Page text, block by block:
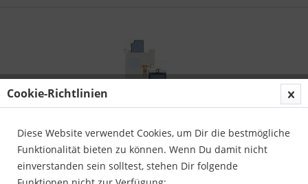
Cookie-Richtlinien
Diese Website verwendet Cookies, um Dir die bestmögliche
Funktionalität bieten zu können. Wenn Du damit nicht
einverstanden sein solltest, stehen Dir folgende